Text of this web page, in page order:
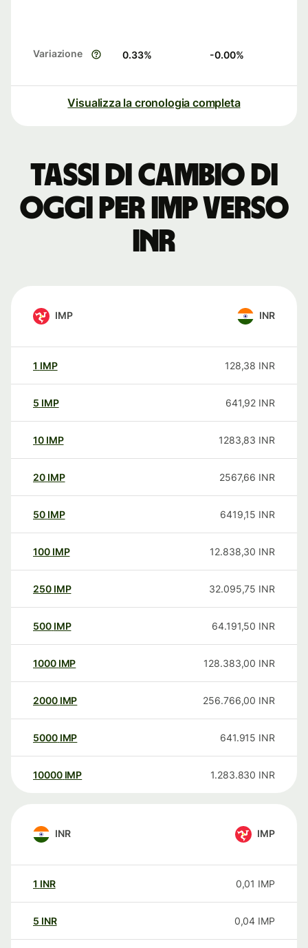
Variazione 0.33% -0.00%
Visualizza la cronologia completa
Tassi di cambio di
oggi per IMP verso
INR
IMP INR
1 IMP 128,38 INR
5 IMP 641,92 INR
10 IMP 1283,83 INR
20 IMP 2567,66 INR
50 IMP 6419,15 INR
100 IMP 12.838,30 INR
250 IMP 32.095,75 INR
500 IMP 64.191,50 INR
1000 IMP 128.383,00 INR
2000 IMP 256.766,00 INR
5000 IMP 641.915 INR
10000 IMP 1.283.830 INR
INR IMP
1 INR 0,01 IMP
5 INR 0,04 IMP